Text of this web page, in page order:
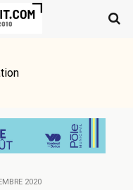
2020